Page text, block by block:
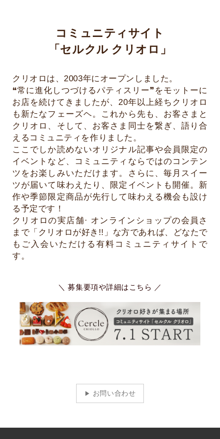
コミュニティサイト
「セルクル クリオロ」
クリオロは、2003年にオープンしました。
❝常に進化しつづけるパティスリー❞をモットーに
お店を続けてきましたが、20年以上経ちクリオロ
も新たなフェーズヘ。これから先も、お客さまと
クリオロ、そして、お客さま同士を繋ぎ、語り合
えるコミュニティを作りました。
ここでしか読めないオリジナル記事や会員限定の
イベントなど、コミュニティならではのコンテン
ツをお楽しみいただけます。さらに、毎月スイー
ツが届いて味わえたり、限定イベントも開催。新
作や季節限定商品が先行して味わえる機会も設け
る予定です！
クリオロの実店舗· オンラインショップの会員さ
まで「クリオロが好き!!」な方であれば、どなたで
もご入会いただける有料コミュニティサイトで
す。
＼ 募集要項や詳細はこちら ／
お問い合わせ